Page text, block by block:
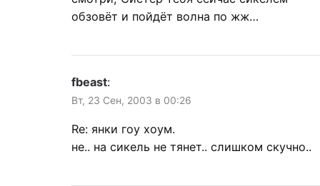
обзовёт и пойдёт волна по жж…
fbeast:
Вт, 23 Сен, 2003 в 00:26
Re: янки гоу хоум.
не.. на сикель не тянет.. слишком скучно..